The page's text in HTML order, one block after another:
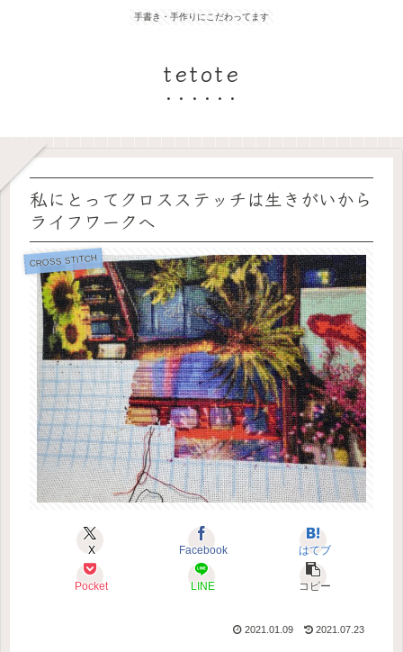
手書き・手作りにこだわってます
tetote
私にとってクロスステッチは生きがいから
ライフワークへ
CROSS STITCH
X Facebook はてブ
Pocket LINE コピー
2021.01.09 2021.07.23